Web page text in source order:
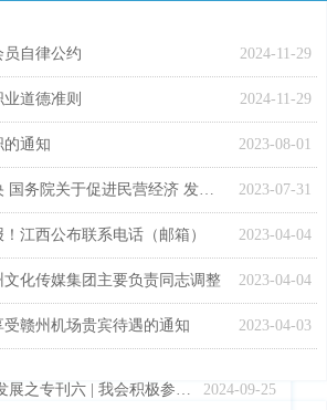
2026-01-18
信商发展｜携手家乡商会融合发展，助力公益事业尽显担当
2025-10-29
总会副会长单位江西天众汽车集团慰问特困户
2024-11-29
【启航书香·筑梦橙乡 】-第四家启航图书室顺利落成！
2024-11-29
【启航书香·筑梦橙乡】-第五家启航图书室顺利落成！
2024-11-29
【启航书香·筑梦橙乡】-第三家启航图书室顺利落成！
2024-10-18
情系家乡 奉献爱心 赣州市桔都商会为寻乌县三所公立医院捐赠价值595万余元的医疗设备
2024-09-25
信商助力家乡发展之专刊六 | 我会积极参与家乡奖教奖学系列活动
2024-11-29
自律公约
2024-11-29
道德准则
2023-08-01
的通知
2023-07-31
关于学习《中共中央 国务院关于促进民营经济 发展壮大的意见》的通知
2023-04-04
江西公布联系电话（邮箱）
2023-04-04
化传媒集团主要负责同志调整
2023-04-03
赣州机场贵宾待遇的通知